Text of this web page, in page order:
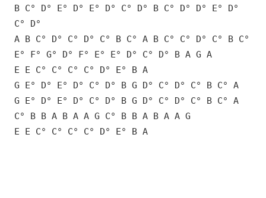
B C° D° E° D° E° D° C° D° B C° D° D° E° D°
C° D°
A B C° D° C° D° C° B C° A B C° C° D° C° B C°
E° F° G° D° F° E° E° D° C° D° B A G A
E E C° C° C° C° D° E° B A
G E° D° E° D° C° D° B G D° C° D° C° B C° A
G E° D° E° D° C° D° B G D° C° D° C° B C° A
C° B B A B A A G C° B B A B A A G
E E C° C° C° C° D° E° B A